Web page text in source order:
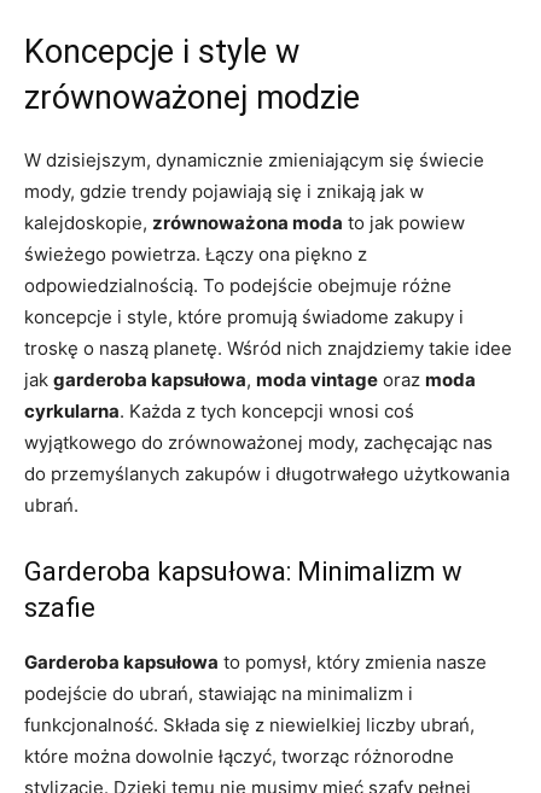
Koncepcje i style w
zrównoważonej modzie
W dzisiejszym, dynamicznie zmieniającym się świecie
mody, gdzie trendy pojawiają się i znikają jak w
kalejdoskopie, zrównoważona moda to jak powiew
świeżego powietrza. Łączy ona piękno z
odpowiedzialnością. To podejście obejmuje różne
koncepcje i style, które promują świadome zakupy i
troskę o naszą planetę. Wśród nich znajdziemy takie idee
jak garderoba kapsułowa, moda vintage oraz moda
cyrkularna. Każda z tych koncepcji wnosi coś
wyjątkowego do zrównoważonej mody, zachęcając nas
do przemyślanych zakupów i długotrwałego użytkowania
ubrań.
Garderoba kapsułowa: Minimalizm w
szafie
Garderoba kapsułowa to pomysł, który zmienia nasze
podejście do ubrań, stawiając na minimalizm i
funkcjonalność. Składa się z niewielkiej liczby ubrań,
które można dowolnie łączyć, tworząc różnorodne
stylizacje. Dzięki temu nie musimy mieć szafy pełnej